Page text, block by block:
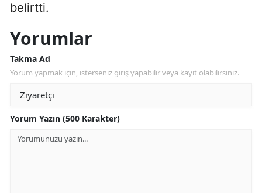
belirtti.
Yorumlar
Takma Ad
Yorum yapmak için, isterseniz giriş yapabilir veya kayıt olabilirsiniz.
Yorum Yazın (500 Karakter)